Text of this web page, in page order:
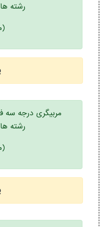
رشته
مربیگری درجه سه
رشته